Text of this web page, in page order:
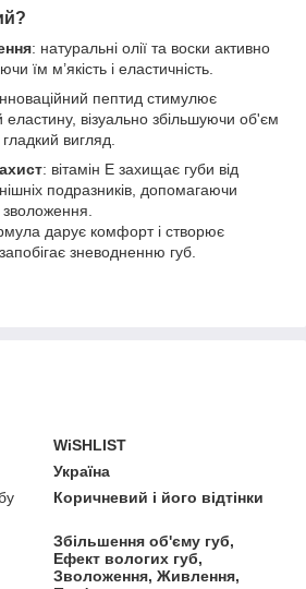
: натуральні олії та воски активно
їм м’якість і еластичність.
пептид стимулює
візуально збільшуючи об'єм
вигляд.
: вітамін Е захищає губи від
подразників, допомагаючи
зволоження.
дарує комфорт і створює
зневодненню губ.
WiSHLIST
Україна
Коричневий і його відтінки
Збільшення об'єму губ,
Ефект вологих губ,
Зволоження, Живлення,